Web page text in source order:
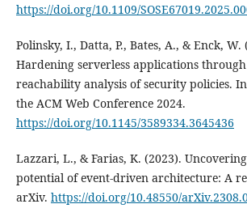
https://doi.org/10.1109/
Polinsky, I., Datta, P., Bates, A., & Enck, W.
Hardening serverless applications
reachability analysis of security policies.
the ACM Web Conference 2024.
https://doi.org/10.1145/3589334.3645436
Lazzari, L., & Farias, K. (2023).
potential of event-driven architecture: A
arXiv. https://doi.org/10.48550/